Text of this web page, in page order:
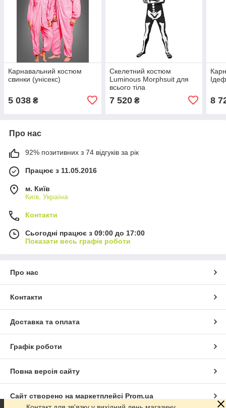
Карнавальний костюм
свинки (унісекс)
5 038 ₴
Скелетний костюм
Luminous Morphsuit для
всього тіла
7 520₴ 8
Про нас
92% позитивних з 74 відгуків за рік
Працює з 11.05.2016
м. Київ
Київ, Україна
Контакти
Сьогодні працює з 09:00 до 17:00
Показати весь графік роботи
Про нас
Контакти
Доставка та оплата
Графік роботи
Повна версія сайту
Сайт створено на маркетплейсі Prom.ua